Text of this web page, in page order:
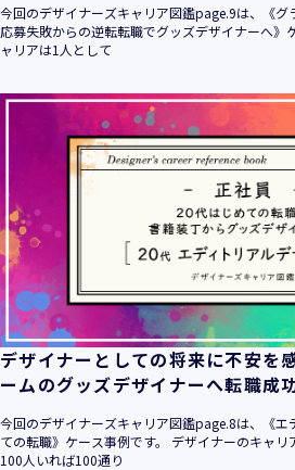
当社は、事業の目的に適切な個人情
を行い、特定された利用目的の達成
人情報の取扱いを行いません。また
当社は個人情報の取扱いに関する法
他の規範を遵守致します。
当社は個人情報の漏えい、滅失、き
は、合理的な安全対策を講じて防止
し、継続的に向上させていきます。
かに是正措置を講じます。
当社は個人情報取扱いに関する苦情
速かつ誠実に対応致します。
個人情報保護マネジメントシステム
の変化と実情を踏まえ、適時・適切
をはかっていきます。
個人情報保護方針に関するお問合せ
情・相談窓口
株式会社 ユウクリ 個人情報保
〒151-0073 東京都渋谷区笹塚1-55-7
ル 7F
今回のデザイナーズキャリア図鑑page.9は、《
応募失敗からの逆転転職でグッズデザイナーへ》
ャリアは1人として
デザイナーとしての将来に不安を
ームのグッズデザイナーへ転職成
今回のデザイナーズキャリア図鑑page.8は、《
ての転職》ケース事例です。 デザイナーのキャリ
100人いれば100通り